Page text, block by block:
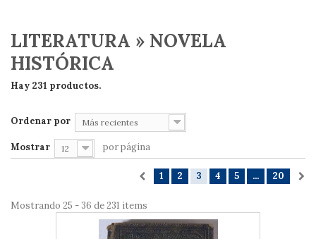
LITERATURA » NOVELA
HISTÓRICA
Hay 231 productos.
Ordenar por Más recientes
Mostrar 12 por página
1 2 3 4 5 ... 20
Mostrando 25 - 36 de 231 items